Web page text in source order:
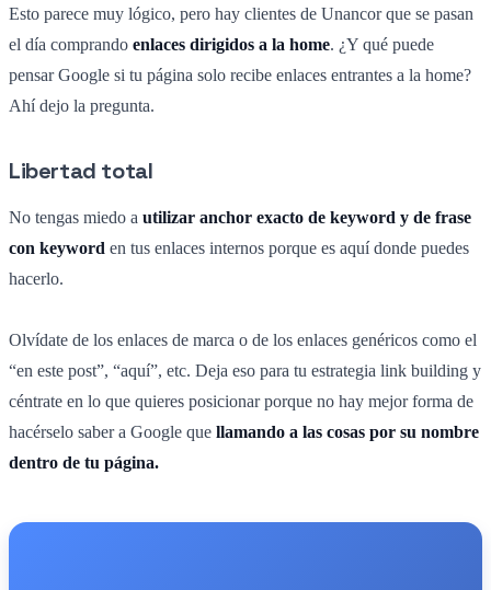
Esto parece muy lógico, pero hay clientes de Unancor que se pasan
el día comprando enlaces dirigidos a la home. ¿Y qué puede
pensar Google si tu página solo recibe enlaces entrantes a la home?
Ahí dejo la pregunta.
Libertad total
No tengas miedo a utilizar anchor exacto de keyword y de frase
con keyword en tus enlaces internos porque es aquí donde puedes
hacerlo.
Olvídate de los enlaces de marca o de los enlaces genéricos como el
“en este post”, “aquí”, etc. Deja eso para tu estrategia link building y
céntrate en lo que quieres posicionar porque no hay mejor forma de
hacérselo saber a Google que llamando a las cosas por su nombre
dentro de tu página.